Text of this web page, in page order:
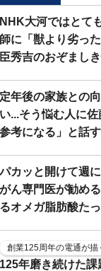
NHK大河ではとて
師に「獣より劣っ
臣秀吉のおぞまし
定年後の家族との
い...そう悩む人に
参考になる」と話
パカッと開けて週
がん専門医が勧め
るオメガ脂肪酸たっ
創業125周年の電通が描
125年磨き続けた